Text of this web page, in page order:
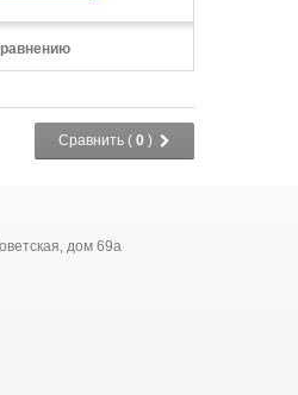
Сравнить ( 0 )
дом 69а